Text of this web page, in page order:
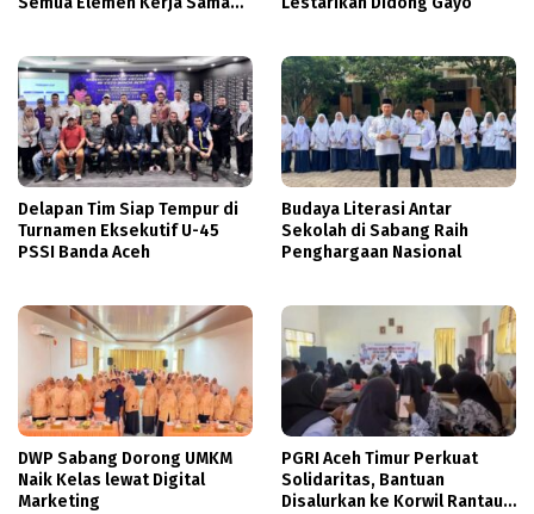
Delapan Tim Siap Tempur di
Turnamen Eksekutif U-45
PSSI Banda Aceh
Budaya Literasi Antar
Sekolah di Sabang Raih
Penghargaan Nasional
DWP Sabang Dorong UMKM
Naik Kelas lewat Digital
Marketing
PGRI Aceh Timur Perkuat
Solidaritas, Bantuan
Disalurkan ke Korwil Rantau